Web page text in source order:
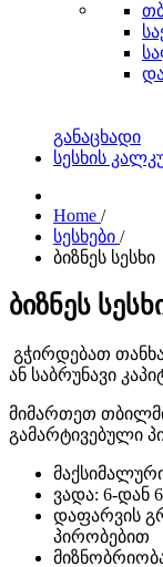
განაცხადი
სესხის
Home /
სესხები /
ბიზნეს სესხი
ბიზნეს
გჭირდებათ
ან საბრუნავი
მიმართეთ
გამარტივებული
ვადა: 6-დან
დაფარვის
პირობებით